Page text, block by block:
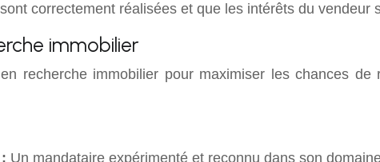
correctement réalisées et que les intérêts du vendeur
immobilier
recherche immobilier pour maximiser les chances
Un mandataire expérimenté et reconnu dans son